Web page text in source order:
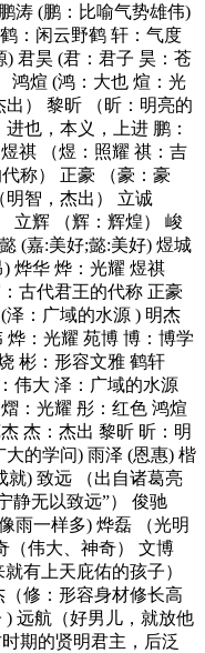
涛 (鹏：比喻气势雄伟)
：闲云野鹤 轩：气度
君昊 (君：君子 昊：苍
鸿煊 (鸿：大也 煊：光
） 黎昕 （昕：明亮的
也，本义，上进 鹏：
祺 （煜：照耀 祺：吉
称） 正豪 （豪：豪
明智，杰出） 立诚
立辉 （辉：辉煌） 峻
(嘉:美好;懿:美好) 煜城
烨华 烨：光耀 煜祺
古代君王的代称 正豪
：广域的水源 ) 明杰
烨：光耀 苑博 博：博学
彬：形容文雅 鹤轩
伟大 泽：广域的水源
：光耀 彤：红色 鸿煊
杰：杰出 黎昕 昕：明
的学问) 雨泽 (恩惠) 楷
就) 致远 （出自诸葛亮
静无以致远”） 俊驰
雨一样多) 烨磊 （光明
（伟大、神奇） 文博
有上天庇佑的孩子）
修：形容身材修长高
) 远航（好男儿，就放他
期的贤明君主，后泛